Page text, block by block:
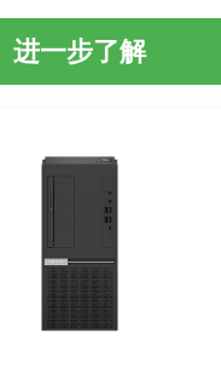
进一步了解